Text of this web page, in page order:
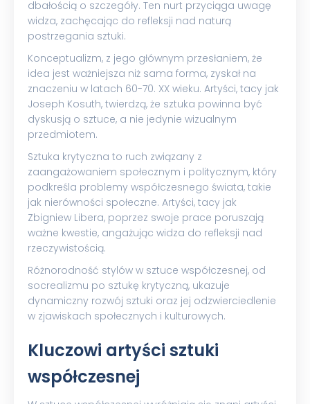
dbałością o szczegóły. Ten nurt przyciąga uwagę
widza, zachęcając do refleksji nad naturą
postrzegania sztuki.
Konceptualizm, z jego głównym przesłaniem, że
idea jest ważniejsza niż sama forma, zyskał na
znaczeniu w latach 60-70. XX wieku. Artyści, tacy jak
Joseph Kosuth, twierdzą, że sztuka powinna być
dyskusją o sztuce, a nie jedynie wizualnym
przedmiotem.
Sztuka krytyczna to ruch związany z
zaangażowaniem społecznym i politycznym, który
podkreśla problemy współczesnego świata, takie
jak nierówności społeczne. Artyści, tacy jak
Zbigniew Libera, poprzez swoje prace poruszają
ważne kwestie, angażując widza do refleksji nad
rzeczywistością.
Różnorodność stylów w sztuce współczesnej, od
socrealizmu po sztukę krytyczną, ukazuje
dynamiczny rozwój sztuki oraz jej odzwierciedlenie
w zjawiskach społecznych i kulturowych.
Kluczowi artyści sztuki
współczesnej